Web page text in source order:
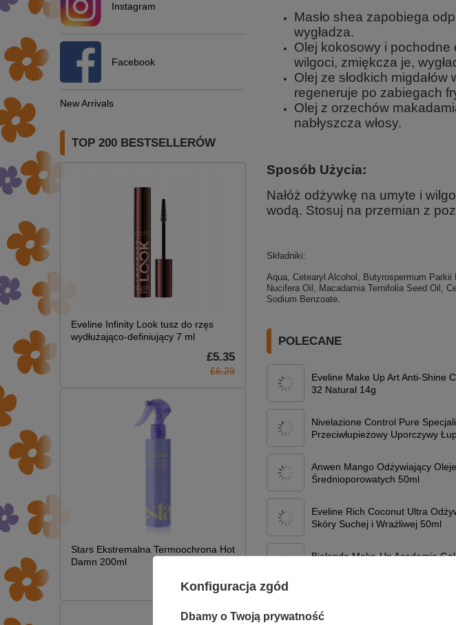
Instagram
Facebook
New Arrivals
TOP 200 BESTSELLERÓW
Eveline Infinity Look tusz do rzęs
wydłużająco-definiujący 7 ml
£5.35
£6.29
Stars Ekstremalna Termoochrona Hot
Damn 200ml
£7.09
Masło shea zapobiega
wygładza.
Olej kokosowy i pochodne
wilgoci, zmiękcza je,
Olej ze słodkich
regeneruje po zabiegach
Olej z orzechów
nabłyszcza włosy.
Sposób Użycia:
Nałóż odżywkę na umyte i
wodą. Stosuj na przemian z
Składniki:
Aqua, Cetearyl Alcohol, Butyrospermum
Nucifera Oil, Macadamia Ternifolia Seed Oil,
Sodium Benzoate.
POLECANE
Eveline Make Up Art Anti-Shine
32 Natural 14g
Nivelazione Control Pure
Przeciwłupieżowy Uporczywy
Anwen Mango Odżywiający
Średnioporowatych 50ml
Eveline Rich Coconut Ultra
Skóry Suchej i Wrażliwej 50ml
Bielenda Make-Up Academie
ZAPYTAJ O PRODUKT
Konfiguracja zgód
Dbamy o Twoją prywatność